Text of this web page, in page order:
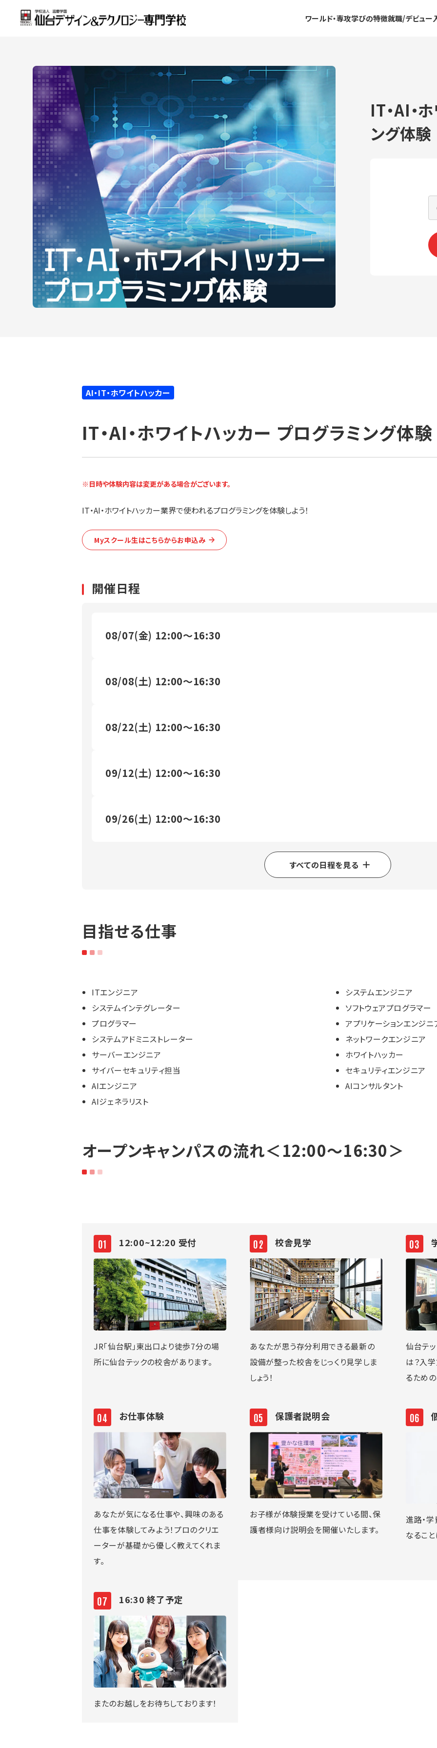
ワールド・専攻学びの特徴就職/デビュー
IT・AI・
ング体験
AI・IT・ホワイトハッカー
IT・AI・ホワイトハッカー プログラミング体験
※日時や体験内容は変更がある場合がございます。
IT・AI・ホワイトハッカー業界で使われるプログラミングを体験しよう！
Myスクール生はこちらからお申込み
開催日程
08/07(金) 12:00～16:30
08/08(土) 12:00～16:30
08/22(土) 12:00～16:30
09/12(土) 12:00～16:30
09/26(土) 12:00～16:30
すべての日程を見る
目指せる仕事
ITエンジニア
システムインテグレーター
プログラマー
システムアドミニストレーター
サーバーエンジニア
サイバーセキュリティ担当
AIエンジニア
AIジェネラリスト
システムエンジニア
ソフトウェアプログラマー
アプリケーションエンジニ
ネットワークエンジニア
ホワイトハッカー
セキュリティエンジニア
AIコンサルタント
オープンキャンパスの流れ＜12:00～16:30＞
12:00~12:20 受付
JR「仙台駅」東出口より徒歩7分の場
所に仙台テックの校舎があります。
校舎見学
あなたが思う存分利用できる最新の
設備が整った校舎をじっくり見学しま
しょう！
仙台テ
は？入
るため
お仕事体験
あなたが気になる仕事や、興味のある
仕事を体験してみよう！プロのクリエ
ーターが基礎から優しく教えてくれま
す。
保護者説明会
お子様が体験授業を受けている間、保
護者様向け説明会を開催いたします。
進路・
なるこ
16:30 終了予定
またのお越しをお待ちしております！